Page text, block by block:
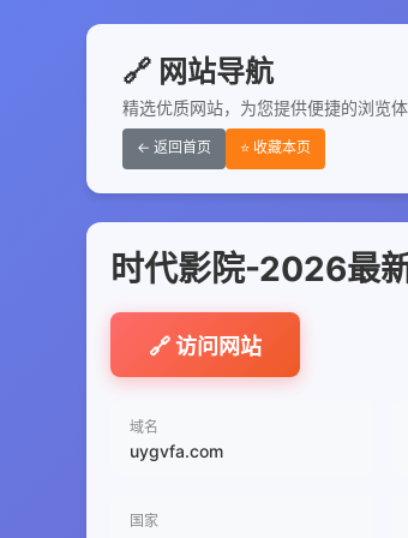
🔗 网站导航
精选优质网站，为您提供便捷的浏览
← 返回首页 ⭐ 收藏本页
时代影院-2026最
🔗 访问网站
域名
uygvfa.com
国家